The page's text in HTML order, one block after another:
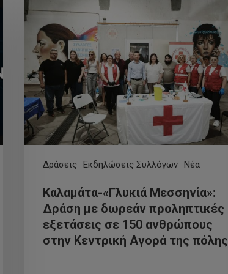
Δράσεις Εκδηλώσεις Συλλόγων Νέα
Καλαμάτα-«Γλυκιά Μεσσηνία»:
Δράση με δωρεάν προληπτικές
εξετάσεις σε 150 ανθρώπους
στην Κεντρική Αγορά της πόλης